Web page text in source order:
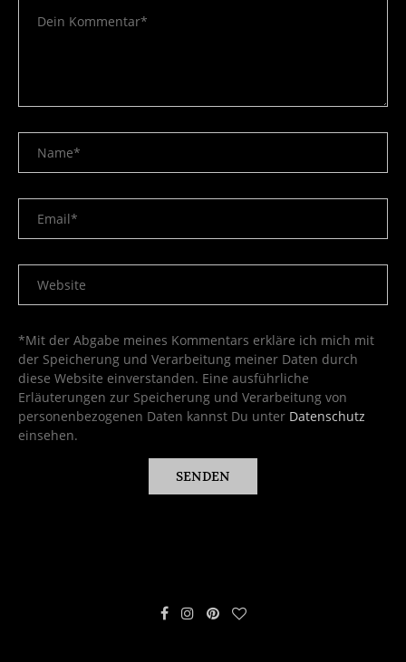
*Mit der Abgabe meines Kommentars erkläre ich mich mit
der Speicherung und Verarbeitung meiner Daten durch
diese Website einverstanden. Eine ausführliche
Erläuterungen zur Speicherung und Verarbeitung von
personenbezogenen Daten kannst Du unter Datenschutz
einsehen.